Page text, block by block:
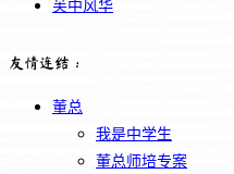
芙中风华
友情连结：
董总
我是中学生
董总师培专案